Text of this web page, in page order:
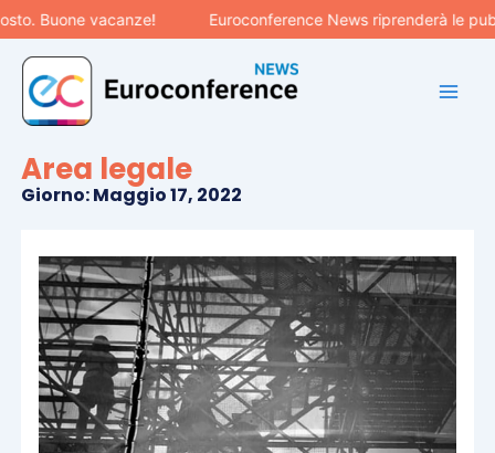
Vai
al
contenuto
vacanze! Euroconference News riprenderà le
Area legale
Giorno: Maggio 17, 2022